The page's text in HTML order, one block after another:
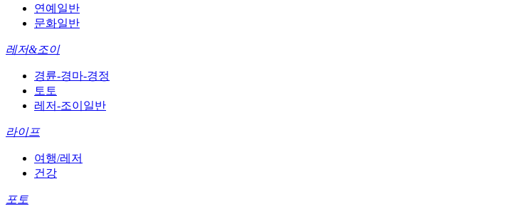
연예일반
문화일반
레저&조이
경륜-경마-경정
토토
레저-조이일반
라이프
여행/레저
건강
포토